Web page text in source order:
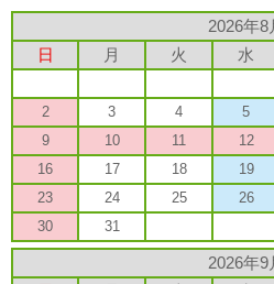
2026年8
日
月 火 水
2
3 4 5
9
10 11 12
16
17 18 19
23
24 25 26
30
31
2026年9